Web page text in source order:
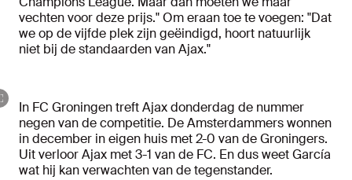
vechten voor deze prijs." Om eraan toe te voegen: "Dat
we op de vijfde plek zijn geëindigd, hoort natuurlijk
niet bij de standaarden van Ajax."
In FC Groningen treft Ajax donderdag de nummer
negen van de competitie. De Amsterdammers wonnen
in december in eigen huis met 2-0 van de Groningers.
Uit verloor Ajax met 3-1 van de FC. En dus weet García
wat hij kan verwachten van de tegenstander.